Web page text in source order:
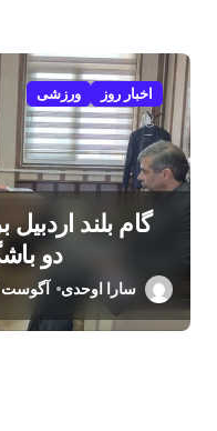
اخبار روز ورزشی
گام بلند
دو
سارا اوحدی آگوست 3,